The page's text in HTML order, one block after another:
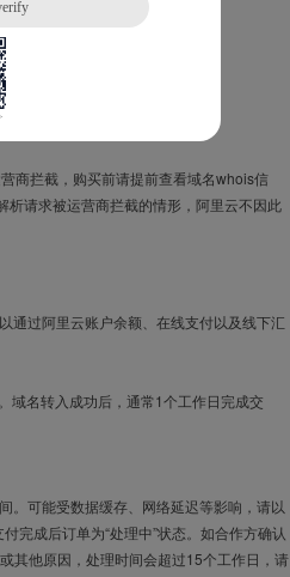
商拦截，购买前请提前查看域名whois信
析请求被运营商拦截的情形，阿里云不因此
通过阿里云账户余额、在线支付以及线下汇
域名转入成功后，通常1个工作日完成交
。可能受数据缓存、网络延迟等影响，请以
完成后订单为“处理中”状态。如合作方确认
其他原因，处理时间会超过15个工作日，请